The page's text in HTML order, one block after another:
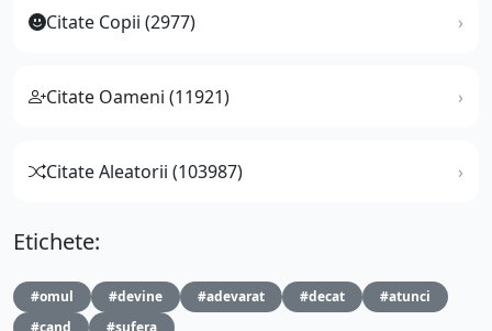
Citate Copii (2977)
Citate Oameni (11921)
Citate Aleatorii (103987)
Etichete:
#omul #devine #adevarat #decat
#atunci
#cand
#sufera